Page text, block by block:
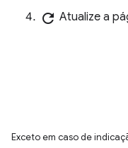
refresh Atualize a
Exceto em caso de